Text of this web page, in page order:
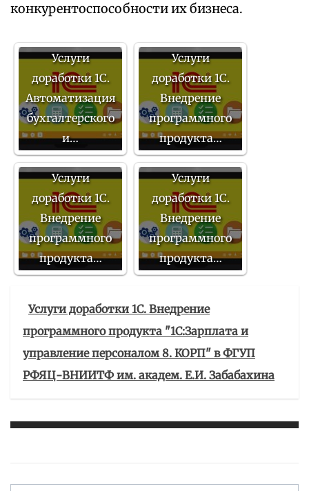
конкурентоспособности их бизнеса.
Услуги
доработки 1С.
Автоматизация
бухгалтерского
и…
Услуги
доработки 1С.
Внедрение
программного
продукта…
Услуги
доработки 1С.
Внедрение
программного
продукта…
Услуги
доработки 1С.
Внедрение
программного
продукта…
Услуги доработки 1С. Внедрение
программного продукта "1С:Зарплата и
управление персоналом 8. КОРП" в ФГУП
РФЯЦ-ВНИИТФ им. академ. Е.И. Забабахина